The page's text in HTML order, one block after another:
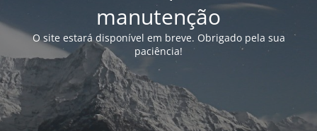
manutenção
O site estará disponível em breve. Obrigado pela sua
paciência!